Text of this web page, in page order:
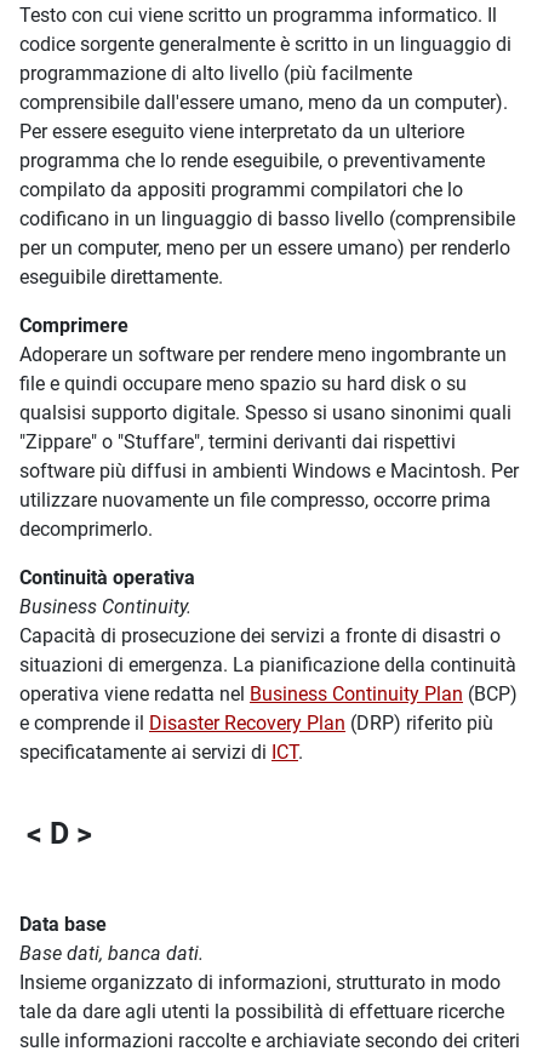
Testo con cui viene scritto un programma informatico. Il
codice sorgente generalmente è scritto in un linguaggio di
programmazione di alto livello (più facilmente
comprensibile dall'essere umano, meno da un computer).
Per essere eseguito viene interpretato da un ulteriore
programma che lo rende eseguibile, o preventivamente
compilato da appositi programmi compilatori che lo
codificano in un linguaggio di basso livello (comprensibile
per un computer, meno per un essere umano) per renderlo
eseguibile direttamente.
Comprimere
Adoperare un software per rendere meno ingombrante un
file e quindi occupare meno spazio su hard disk o su
qualsisi supporto digitale. Spesso si usano sinonimi quali
"Zippare" o "Stuffare", termini derivanti dai rispettivi
software più diffusi in ambienti Windows e Macintosh. Per
utilizzare nuovamente un file compresso, occorre prima
decomprimerlo.
Continuità operativa
Business Continuity.
Capacità di prosecuzione dei servizi a fronte di disastri o
situazioni di emergenza. La pianificazione della continuità
operativa viene redatta nel Business Continuity Plan (BCP)
e comprende il Disaster Recovery Plan (DRP) riferito più
specificatamente ai servizi di ICT.
< D >
Data base
Base dati, banca dati.
Insieme organizzato di informazioni, strutturato in modo
tale da dare agli utenti la possibilità di effettuare ricerche
sulle informazioni raccolte e archiaviate secondo dei criteri